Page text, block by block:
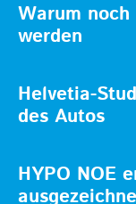
Warum
werden
Helvetia-
des Autos
HYPO NOE